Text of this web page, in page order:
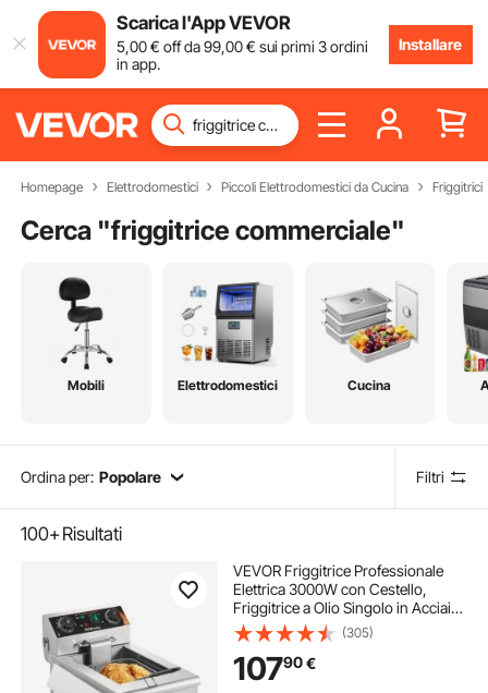
Scarica l'App VEVOR
5,00€ off da99,00€ sui primi 3 ordini
in app.
Installare
Homepage Elettrodomestici Piccoli Elettrodomestici da Cucina Friggitrici
Cerca "friggitrice commerciale"
Mobili Elettrodomestici Cucina
Ordina per: Popolare Filtri
100+Risultati
VEVOR Friggitrice Professionale
Elettrica 3000W con Cestello,
Friggitrice a Olio Singolo in Acciaio
Inox 11 L con Controllo Tempo e
Temperatura, Protezione
Surriscaldamento, Uso Cucina
Ristorante
(305)
10790€